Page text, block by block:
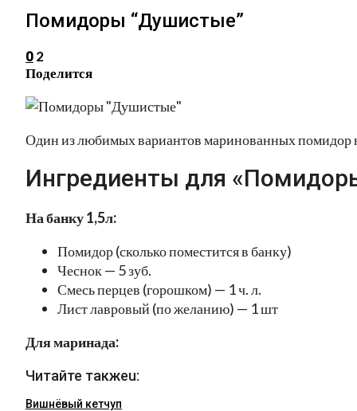
Помидоры “Душистые”
0 2
Поделится
Один из любимых вариантов маринованных помидор
Ингредиенты для
На банку 1,5л:
Помидор (сколько поместится в банку)
Чеснок — 5 зуб.
Смесь перцев (горошком) — 1 ч. л.
Лист лавровый (по желанию) — 1 шт
Для маринада:
Читайте такжеu:
Вишнёвый кетчуп